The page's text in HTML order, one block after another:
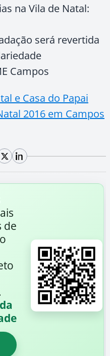
na Vila de Natal:
será revertida
Campos
e Casa do Papai
2016 em Campos
de